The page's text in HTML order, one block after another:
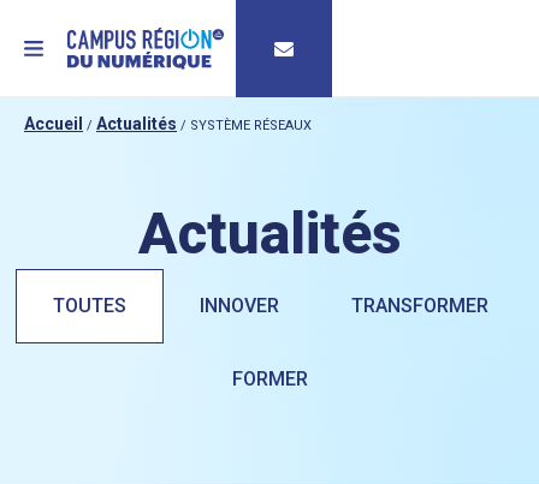
MENU
Accueil / Actualités / SYSTÈME RÉSEAUX
Actualités
TOUTES INNOVER TRANSFORMER
FORMER